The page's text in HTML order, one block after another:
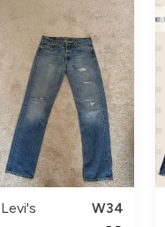
Levi's
W34